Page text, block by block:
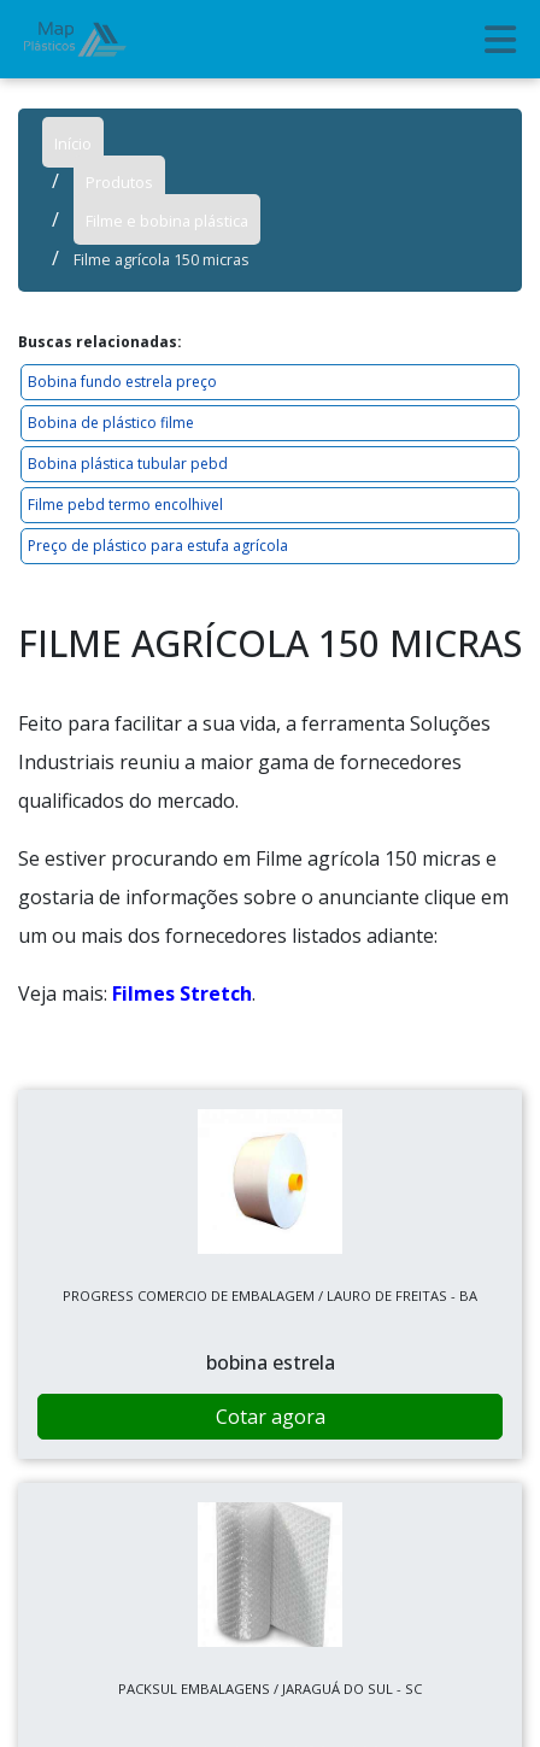
Início
Produtos
Filme e bobina plástica
Filme agrícola 150 micras
Buscas relacionadas:
Bobina fundo estrela preço
Bobina de plástico filme
Bobina plástica tubular pebd
Filme pebd termo encolhivel
Preço de plástico para estufa agrícola
FILME AGRÍCOLA 150 MICRAS
Feito para facilitar a sua vida, a ferramenta Soluções
Industriais reuniu a maior gama de fornecedores
qualificados do mercado.
Se estiver procurando em Filme agrícola 150 micras e
gostaria de informações sobre o anunciante clique em
um ou mais dos fornecedores listados adiante:
Veja mais: Filmes Stretch.
PROGRESS COMERCIO DE EMBALAGEM / LAURO DE FREITAS - BA
bobina estrela
Cotar agora
PACKSUL EMBALAGENS / JARAGUÁ DO SUL - SC